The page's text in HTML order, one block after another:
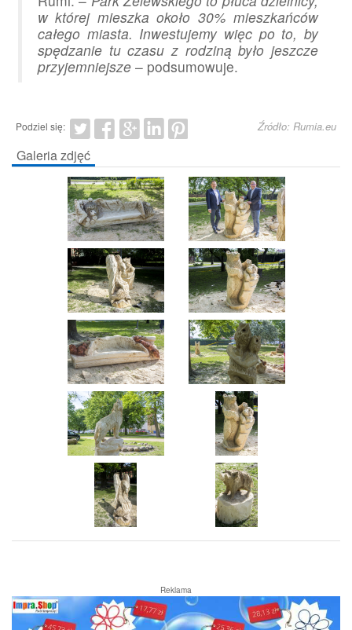
w której mieszka około 30% mieszkańców
całego miasta. Inwestujemy więc po to, by
spędzanie tu czasu z rodziną było jeszcze
przyjemniejsze – podsumowuje.
Podziel się: Źródło: Rumia.eu
Galeria zdjęć
Reklama